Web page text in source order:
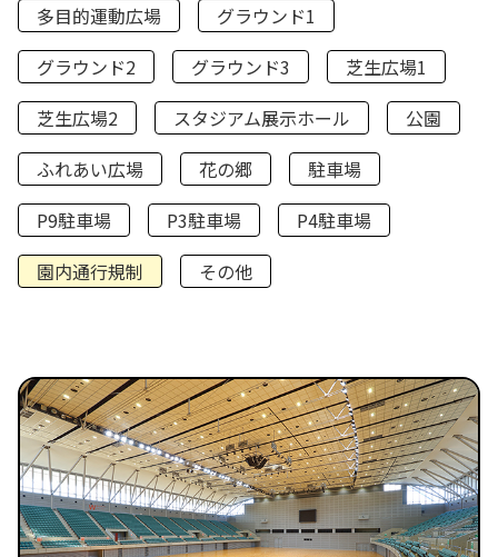
多目的運動広場
グラウンド1
グラウンド2
グラウンド3
芝生広場1
芝生広場2
スタジアム展示ホール
公園
ふれあい広場
花の郷
駐車場
P9駐車場
P3駐車場
P4駐車場
園内通行規制
その他